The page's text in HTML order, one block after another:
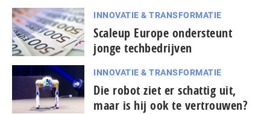
INNOVATIE & TRANSFORMATIE
Scaleup Europe ondersteunt
jonge techbedrijven
INNOVATIE & TRANSFORMATIE
Die robot ziet er schattig uit,
maar is hij ook te vertrouwen?